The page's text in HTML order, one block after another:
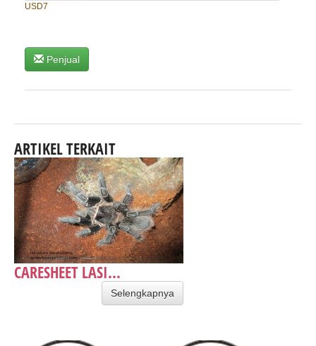
USD7
Penjual
ARTIKEL TERKAIT
CARESHEET LASI...
Selengkapnya